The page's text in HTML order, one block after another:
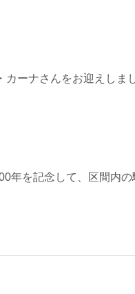
ーナさんをお迎えしま
年を記念して、区間内の